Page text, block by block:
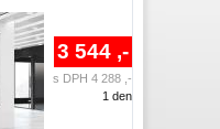
3 544 ,-
s DPH 4 288 ,-
1 den